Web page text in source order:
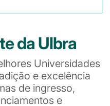
da Ulbra
Universidades
e excelência
de ingresso,
e